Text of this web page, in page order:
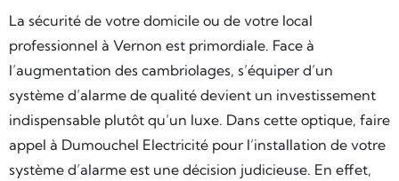
La sécurité de votre domicile ou de votre local
professionnel à Vernon est primordiale. Face à
l’augmentation des cambriolages, s’équiper d’un
système d’alarme de qualité devient un investissement
indispensable plutôt qu’un luxe. Dans cette optique, faire
appel à Dumouchel Electricité pour l’installation de votre
système d’alarme est une décision judicieuse. En effet,